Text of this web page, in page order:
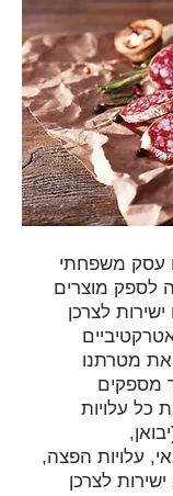
עסק משפחתי
לספק מוצרים
ישירות לצרכן
את מטרתנו
מספקים
כל עלויות
עלויות הפצה,
ישירות לצרכן